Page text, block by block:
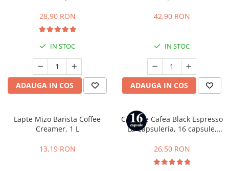
Gusto
28,90 RON
IN STOC
ADAUGA IN COS
42,90 RON
IN STOC
ADAUGA IN COS
Lapte Mizo Barista Coffee
Creamer, 1 L
13,19 RON
Capsule Cafea Black Espresso
La Capsuleria, 16 capsule,
26,50 RON